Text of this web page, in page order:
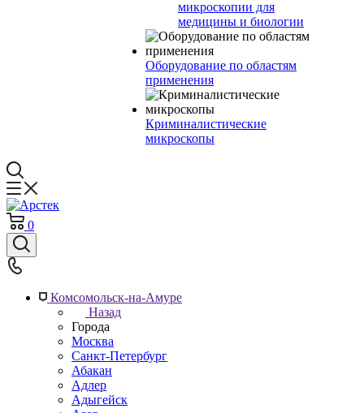
микроскопии для
медицины и биологии
Оборудование по областям
применения
Криминалистические
микроскопы
0
Комсомольск-на-Амуре
Назад
Города
Москва
Санкт-Петербург
Абакан
Адлер
Адыгейск